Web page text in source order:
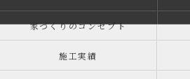
家づくりのコンセプト
施工実績